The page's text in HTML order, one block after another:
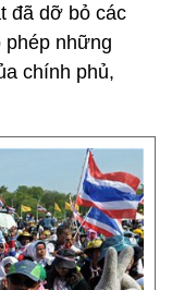
đã dỡ bỏ các
phép những
chính phủ,